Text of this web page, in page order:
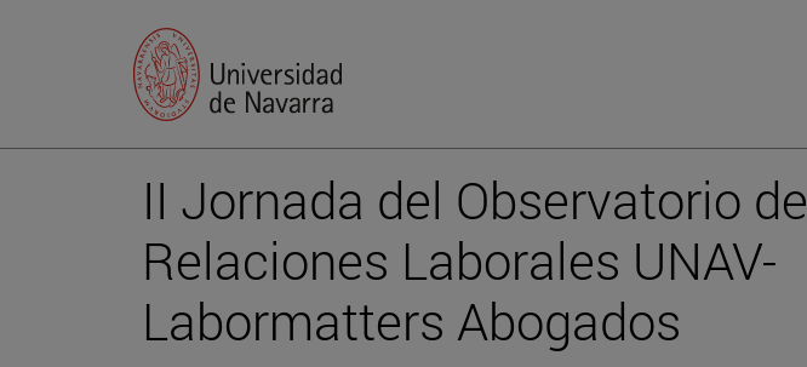
II Jornada del Observatorio de
Relaciones Laborales UNAV-
Labormatters Abogados